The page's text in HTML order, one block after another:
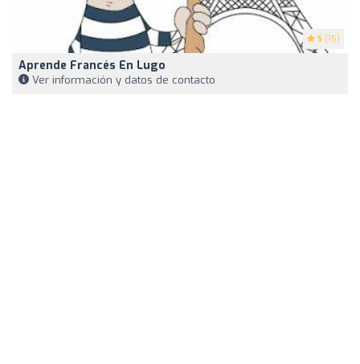
5 (15)
Aprende Francés En Lugo
Ver información y datos de contacto